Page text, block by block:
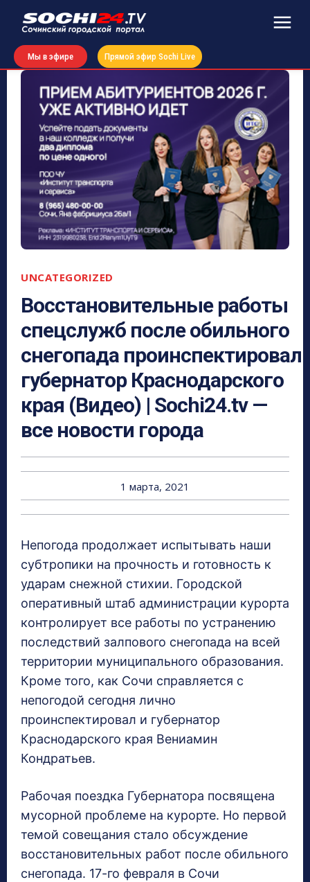
Мы в эфире Прямой эфир Sochi Live
UNCATEGORIZED
Восстановительные работы
спецслужб после обильного
снегопада проинспектировал
губернатор Краснодарского
края (Видео) | Sochi24.tv —
все новости города
1 марта, 2021
Непогода продолжает испытывать наши
субтропики на прочность и готовность к
ударам снежной стихии. Городской
оперативный штаб администрации курорта
контролирует все работы по устранению
последствий залпового снегопада на всей
территории муниципального образования.
Кроме того, как Сочи справляется с
непогодой сегодня лично
проинспектировал и губернатор
Краснодарского края Вениамин
Кондратьев.
Рабочая поездка Губернатора посвящена
мусорной проблеме на курорте. Но первой
темой совещания стало обсуждение
восстановительных работ после обильного
снегопада. 17-го февраля в Сочи